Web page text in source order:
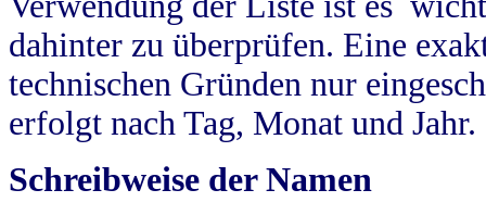
dahinter zu überprüfen. Eine
technischen Gründen nur
erfolgt nach Tag, Monat und Jahr.
Schreibweise der Namen